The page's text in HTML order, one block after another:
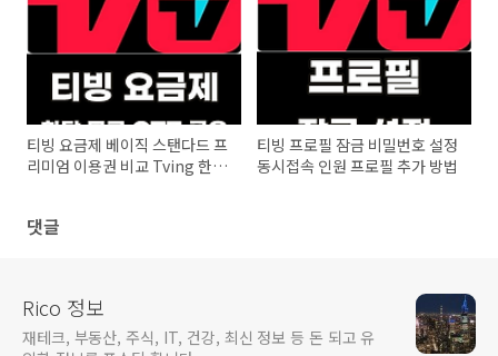
티빙 요금제 베이직 스탠다드 프
리미엄 이용권 비교 Tving 한 달
티빙 프로필 잠금 비밀번호 설정
동시접속 인원 프로필 추가 방법
댓글
Rico 정보
재테크, 부동산, 주식, IT, 건강, 최신 정보 등 돈 되고 유